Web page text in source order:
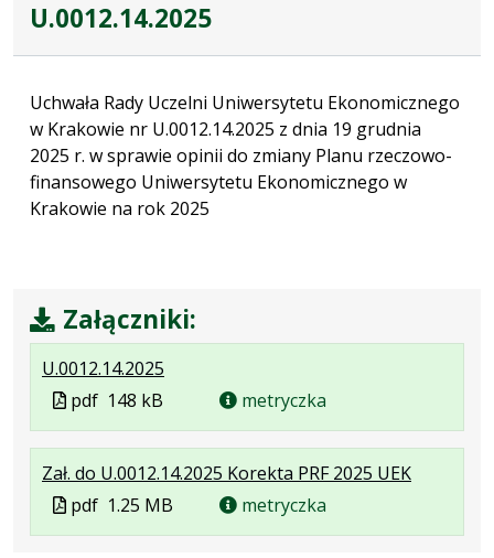
U.0012.14.2025
Uchwała Rady Uczelni Uniwersytetu Ekonomicznego
w Krakowie nr U.0012.14.2025 z dnia 19 grudnia
2025 r. w sprawie opinii do zmiany Planu rzeczowo-
finansowego Uniwersytetu Ekonomicznego w
Krakowie na rok 2025
Załączniki:
U.0012.14.2025
formacie:
pdf
Rozmiar
148
kB
Otwiera
w
nowej
karcie.
Plik
w
formacie
pdf 148 kB metryczka
Zał. do U.0012.14.2025 Korekta PRF 2025 UEK...
Plik
w
pdf 1.25 MB metryczka